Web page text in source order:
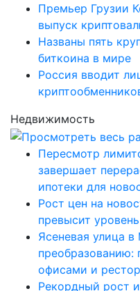
Премьер Грузии
выпуск
Названы пять
биткоина в мире
Россия вводит
Недвижимость
Пересмотр
завершает
ипотеки для
Рост цен на
превысит
Ясеневая улица в
преобразованию:
офисами и
Рекордный рост